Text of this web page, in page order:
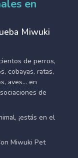
en
Miwuki
de perros,
cobayas, ratas,
aves... en
de
¡estás en el
Miwuki Pet